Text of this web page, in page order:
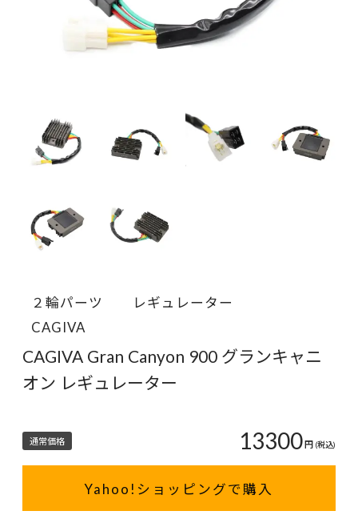
２輪パーツ
レギュレーター
CAGIVA
CAGIVA Gran Canyon 900 グランキャニ
オン レギュレーター
通常価格 13300円 (税込)
Yahoo!ショッピングで購入